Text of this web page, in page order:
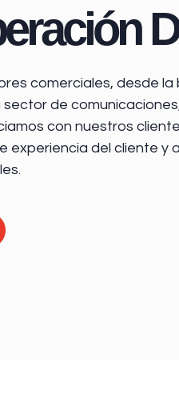
comerciales, desde la
sector de
con nuestros
experiencia del cliente y